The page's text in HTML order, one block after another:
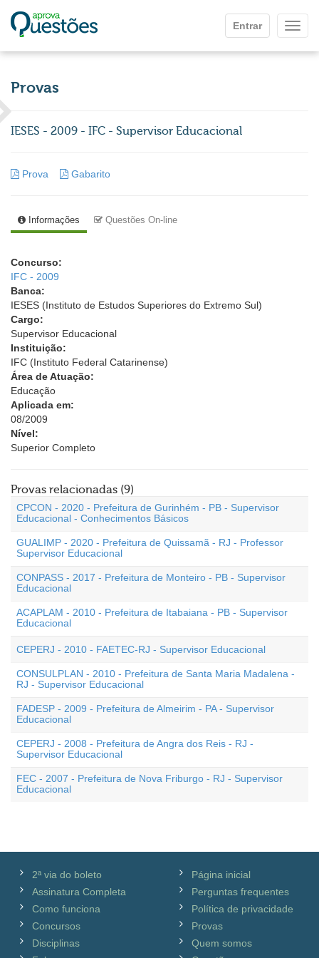
Entrar
Provas
IESES - 2009 - IFC - Supervisor Educacional
Prova Gabarito
Informações Questões On-line
Concurso:
IFC - 2009
Banca:
IESES (Instituto de Estudos Superiores do Extremo Sul)
Cargo:
Supervisor Educacional
Instituição:
IFC (Instituto Federal Catarinense)
Área de Atuação:
Educação
Aplicada em:
08/2009
Nível:
Superior Completo
Provas relacionadas (9)
CPCON - 2020 - Prefeitura de Gurinhém - PB - Supervisor
Educacional - Conhecimentos Básicos
GUALIMP - 2020 - Prefeitura de Quissamã - RJ - Professor
Supervisor Educacional
CONPASS - 2017 - Prefeitura de Monteiro - PB - Supervisor
Educacional
ACAPLAM - 2010 - Prefeitura de Itabaiana - PB - Supervisor
Educacional
CEPERJ - 2010 - FAETEC-RJ - Supervisor Educacional
CONSULPLAN - 2010 - Prefeitura de Santa Maria Madalena -
RJ - Supervisor Educacional
FADESP - 2009 - Prefeitura de Almeirim - PA - Supervisor
Educacional
CEPERJ - 2008 - Prefeitura de Angra dos Reis - RJ -
Supervisor Educacional
FEC - 2007 - Prefeitura de Nova Friburgo - RJ - Supervisor
Educacional
2ª via do boleto
Assinatura Completa
Como funciona
Concursos
Disciplinas
Página inicial
Perguntas frequentes
Política de privacidade
Provas
Quem somos